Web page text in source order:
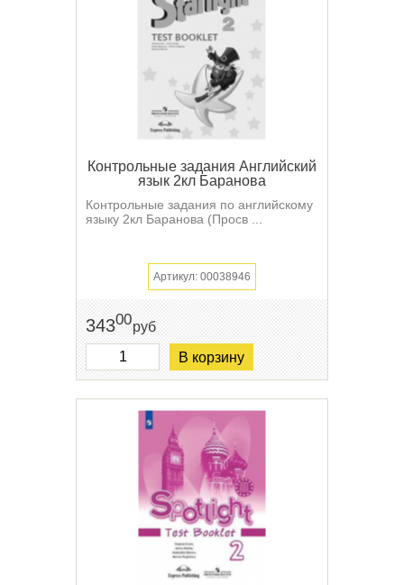
Контрольные задания Английский
язык 2кл Баранова
Контрольные задания по английскому
языку 2кл Баранова (Просв ...
Артикул: 00038946
34300руб
В корзину